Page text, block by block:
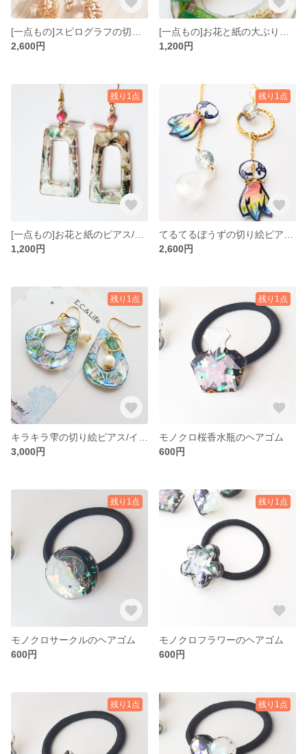
2,600円
1,200円
残り1点
1,200円
残り1点
2,600円
残り1点
3,000円
残り1点
モノクロ桜香水瓶のヘアゴム
600円
残り1点
モノクロサークルのヘアゴム
600円
残り1点
モノクロフラワーのヘアゴム
600円
残り1点 残り1点